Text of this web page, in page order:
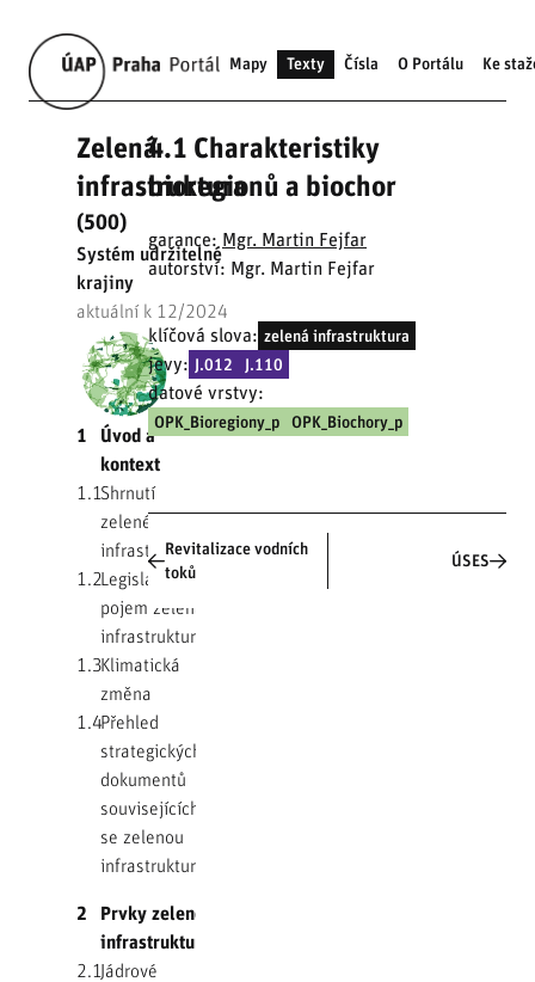
Mapy Texty Čísla O Portálu Ke
Zelená
infrastruktura
(500)
Systém udržitelné
krajiny
aktuální k 12/2024
1
Úvod a
kontext
1.1Shrnutí
zelené
infrastruktury
1.2Legislativa a
pojem zelená
infrastruktura
1.3Klimatická
změna
1.4Přehled
strategických
dokumentů
souvisejících
se zelenou
infrastrukturou
2
Prvky zelené
infrastruktury
2.1 Jádrové
4.1 Charakteristiky
bioregionů a biochor
garance: Mgr. Martin Fejfar
autorství: Mgr. Martin Fejfar
klíčová slova: zelená infrastruktura
jevy: J.012 J.110
datové vrstvy:
OPK_Bioregiony_p OPK_Biochory_p
Revitalizace vodních
toků
ÚSES